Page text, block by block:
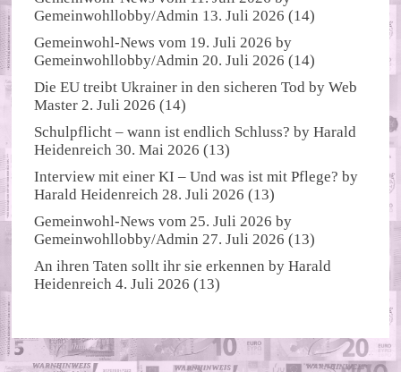
Gemeinwohllobby/Admin 13. Juli 2026 (14)
Gemeinwohl-News vom 19. Juli 2026 by
Gemeinwohllobby/Admin 20. Juli 2026 (14)
Die EU treibt Ukrainer in den sicheren Tod byWeb
Master 2. Juli 2026 (14)
Schulpflicht – wann ist endlich Schluss? byHarald
Heidenreich 30. Mai 2026 (13)
Interview mit einer KI – Und was ist mit Pflege? by
Harald Heidenreich 28. Juli 2026 (13)
Gemeinwohl-News vom 25. Juli 2026 by
Gemeinwohllobby/Admin 27. Juli 2026 (13)
An ihren Taten sollt ihr sie erkennen byHarald
Heidenreich 4. Juli 2026 (13)